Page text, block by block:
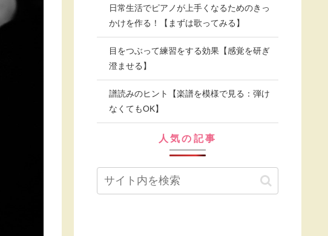
日常生活でピアノが上手くなるためのきっ
かけを作る！【まずは歌ってみる】
目をつぶって練習をする効果【感覚を研ぎ
澄ませる】
譜読みのヒント【楽譜を模様で見る：弾け
なくてもOK】
人気の記事